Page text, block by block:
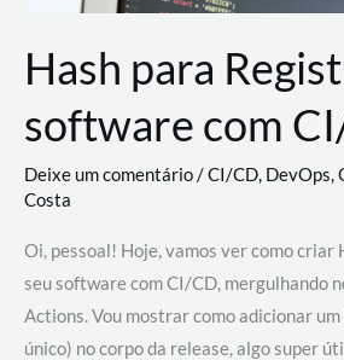
Hash para
software com
Deixe um comentário/CI/CD, DevOps,
Costa
Oi, pessoal! Hoje, vamos ver como criar
seu software com CI/CD, mergulhando
Actions. Vou mostrar como adicionar
único) no corpo da release, algo super